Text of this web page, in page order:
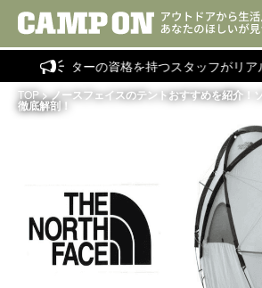
クターの資格を持つスタッフがリアルに評価
TOP>ノースフェイスのテントおすすめを紹介！
徹底解剖！